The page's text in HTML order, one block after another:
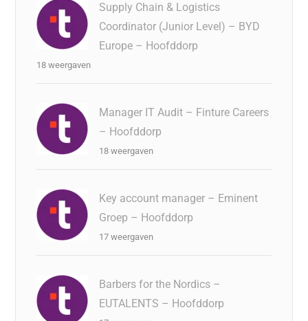
Supply Chain & Logistics
Coordinator (Junior Level) – BYD
Europe – Hoofddorp
18 weergaven
Manager IT Audit – Finture Careers
– Hoofddorp
18 weergaven
Key account manager – Eminent
Groep – Hoofddorp
17 weergaven
Barbers for the Nordics –
EUTALENTS – Hoofddorp